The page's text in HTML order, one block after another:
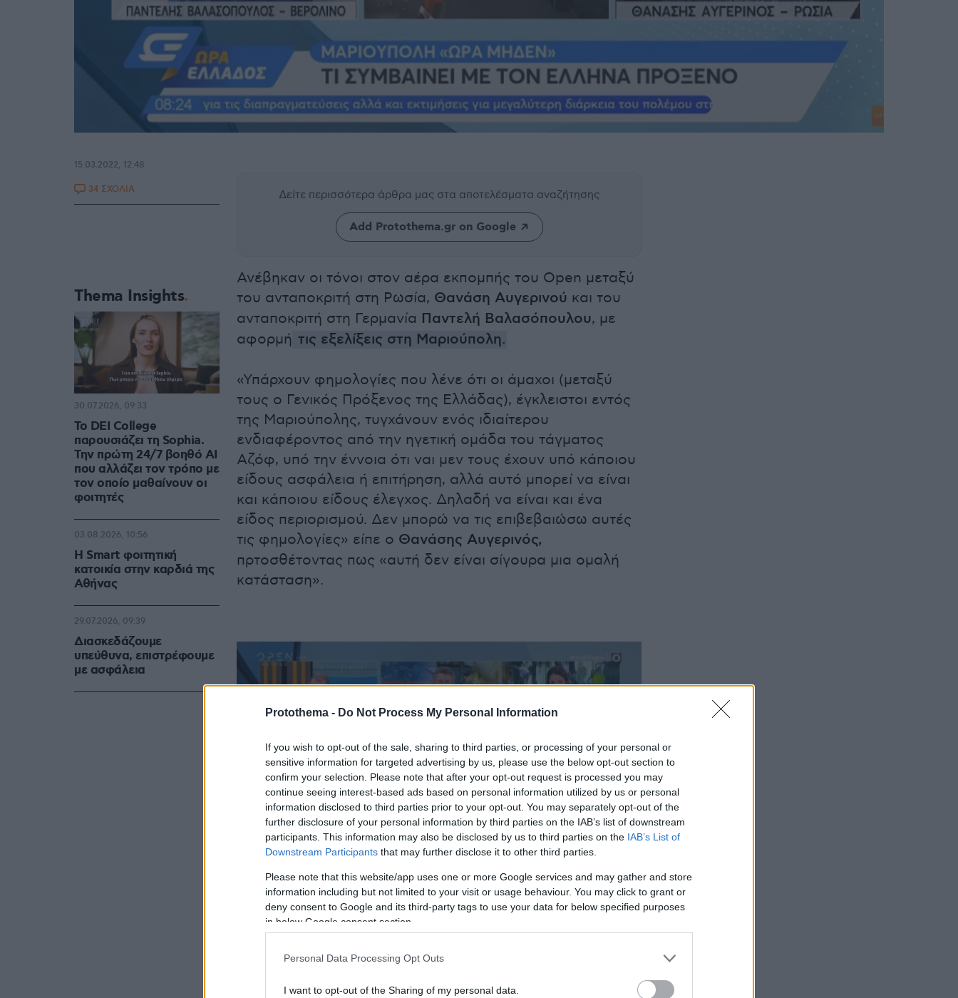
Protothema - Do Not Process My Personal Information
If you wish to opt-out of the sale, sharing to third parties, or processing of your personal or
sensitive information for targeted advertising by us, please use the below opt-out section to
confirm your selection. Please note that after your opt-out request is processed you may
continue seeing interest-based ads based on personal information utilized by us or personal
information disclosed to third parties prior to your opt-out. You may separately opt-out of the
further disclosure of your personal information by third parties on the IAB’s list of downstream
participants. This information may also be disclosed by us to third parties on the IAB’s List of
Downstream Participants that may further disclose it to other third parties.
Please note that this website/app uses one or more Google services and may gather and store
information including but not limited to your visit or usage behaviour. You may click to grant or
deny consent to Google and its third-party tags to use your data for below specified purposes
in below Google consent section.
Personal Data Processing Opt Outs
I want to opt-out of the Sharing of my personal data.
Δείτε περισσότερα άρθρα μας στα αποτελέσματα αναζήτησης
Add Protothema.gr on Google
Ανέβηκαν οι τόνοι στον αέρα εκπομπής του Open μεταξύ
του ανταποκριτή στη Ρωσία, Θανάση Αυγερινού και του
ανταποκριτή στη Γερμανία Παντελή Βαλασόπουλου, με
αφορμή τις εξελίξεις στη Μαριούπολη.
«Υπάρχουν φημολογίες που λένε ότι οι άμαχοι (μεταξύ
τους ο Γενικός Πρόξενος της Ελλάδας), έγκλειστοι εντός
της Μαριούπολης, τυγχάνουν ενός ιδιαίτερου
ενδιαφέροντος από την ηγετική ομάδα του τάγματος
Αζόφ, υπό την έννοια ότι ναι μεν τους έχουν υπό κάποιου
είδους ασφάλεια ή επιτήρηση, αλλά αυτό μπορεί να είναι
και κάποιου είδους έλεγχος. Δηλαδή να είναι και ένα
είδος περιορισμού. Δεν μπορώ να τις επιβεβαιώσω αυτές
τις φημολογίες» είπε ο Θανάσης Αυγερινός,
πρτοσθέτοντας πως «αυτή δεν είναι σίγουρα μια ομαλή
κατάσταση».
Επιπλέον, ο κ.Αυγερινόςαναφέρθηκε σε μαρτυρίες,
σύμφωνα με τις οποίες τα εθνικιστικά τάγματα Αζόφ είναι
15.03.2022, 12:48
34 ΣΧΟΛΙΑ
Thema Insights
Το DEI College
παρουσιάζει τη Sophia.
Την πρώτη 24/7 βοηθό AI
που αλλάζει τον τρόπο με
τον οποίο μαθαίνουν οι
φοιτητές
30.07.2026, 09:33
Η Smart φοιτητική
κατοικία στην καρδιά της
Αθήνας
03.08.2026, 10:56
Διασκεδάζουμε
υπεύθυνα, επιστρέφουμε
με ασφάλεια
29.07.2026, 09:39